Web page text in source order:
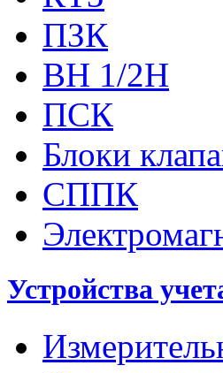
ПЗК
ВН 1/2Н
ПСК
Блоки
СППК
Устройства